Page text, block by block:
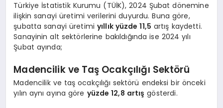
Türkiye İstatistik Kurumu (TÜİK), 2024 Şubat dönemine
ilişkin sanayi üretimi verilerini duyurdu. Buna göre,
şubatta sanayi üretimi yıllık yüzde 11,5 artış kaydetti.
Sanayinin alt sektörlerine bakıldığında ise 2024 yılı
Şubat ayında;
Madencilik ve Taş Ocakçılığı Sektörü
Madencilik ve taş ocakçılığı sektörü endeksi bir önceki
yılın aynı ayına göre yüzde 12,8 artış gösterdi.